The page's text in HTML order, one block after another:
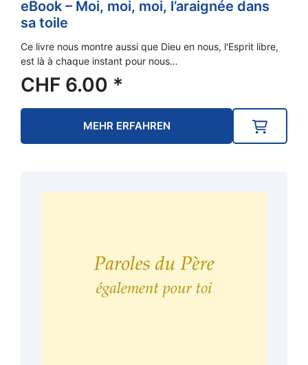
eBook – Moi, moi, moi, l’araignée dans
sa toile
Ce livre nous montre aussi que Dieu en nous, l'Esprit libre,
est là à chaque instant pour nous…
CHF 6.00 *
MEHR ERFAHREN